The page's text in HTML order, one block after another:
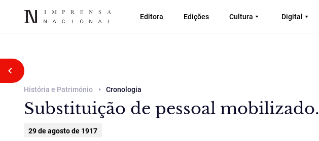
Editora Edições Cultura Digital
Voltar atrás
História e Património Cronologia
Substituição de pessoal mobilizado.
29 de agosto de 1917